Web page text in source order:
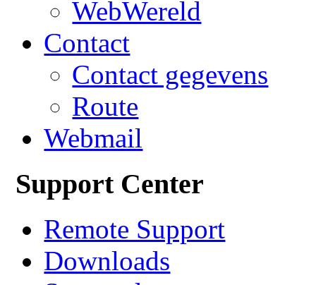
WebWereld
Contact
Contact gegevens
Route
Webmail
Support Center
Remote Support
Downloads